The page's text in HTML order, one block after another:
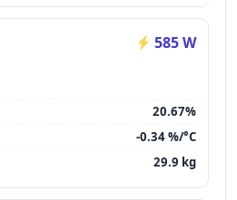
585 W
20.67%
-0.34 %/°C
29.9 kg